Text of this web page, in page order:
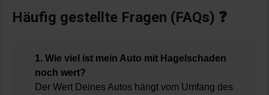
Häufig gestellte Fragen (FAQs) ❓
1. Wie viel ist mein Auto mit Hagelschaden
noch wert?
Der Wert Deines Autos hängt vom Umfang des